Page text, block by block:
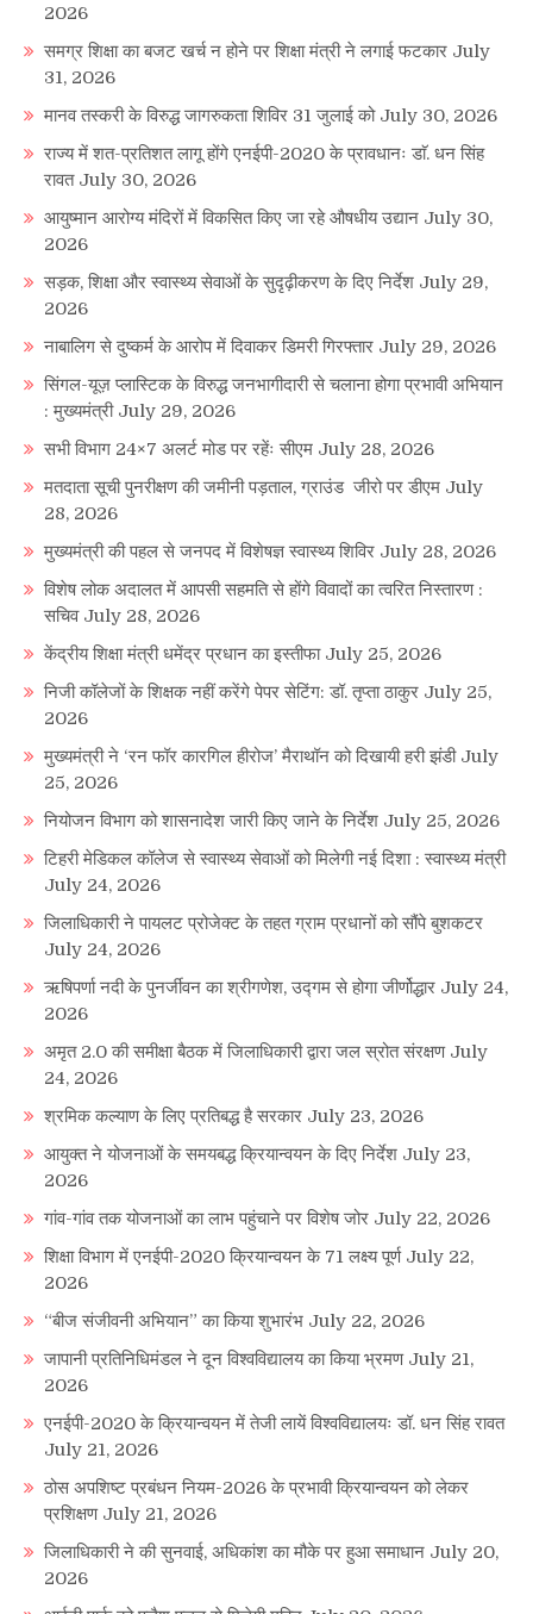
2026
समग्र शिक्षा का बजट खर्च न होने पर शिक्षा मंत्री ने लगाई फटकार July
31, 2026
मानव तस्करी के विरुद्ध जागरुकता शिविर 31 जुलाई को July 30, 2026
राज्य में शत-प्रतिशत लागू होंगे एनईपी-2020 के प्रावधानः डाॅ. धन सिंह
रावत July 30, 2026
आयुष्मान आरोग्य मंदिरों में विकसित किए जा रहे औषधीय उद्यान July 30,
2026
सड़क, शिक्षा और स्वास्थ्य सेवाओं के सुदृढ़ीकरण के दिए निर्देश July 29,
2026
नाबालिग से दुष्कर्म के आरोप में दिवाकर डिमरी गिरफ्तार July 29, 2026
सिंगल-यूज़ प्लास्टिक के विरुद्ध जनभागीदारी से चलाना होगा प्रभावी अभियान
: मुख्यमंत्री July 29, 2026
सभी विभाग 24×7 अलर्ट मोड पर रहेंः सीएम July 28, 2026
मतदाता सूची पुनरीक्षण की जमीनी पड़ताल, ग्राउंड जीरो पर डीएम July
28, 2026
मुख्यमंत्री की पहल से जनपद में विशेषज्ञ स्वास्थ्य शिविर July 28, 2026
विशेष लोक अदालत में आपसी सहमति से होंगे विवादों का त्वरित निस्तारण :
सचिव July 28, 2026
केंद्रीय शिक्षा मंत्री धमेंद्र प्रधान का इस्तीफा July 25, 2026
निजी कॉलेजों के शिक्षक नहीं करेंगे पेपर सेटिंग: डॉ. तृप्ता ठाकुर July 25,
2026
मुख्यमंत्री ने ‘रन फॉर कारगिल हीरोज’ मैराथॉन को दिखायी हरी झंडी July
25, 2026
नियोजन विभाग को शासनादेश जारी किए जाने के निर्देश July 25, 2026
टिहरी मेडिकल कॉलेज से स्वास्थ्य सेवाओं को मिलेगी नई दिशा : स्वास्थ्य मंत्री
July 24, 2026
जिलाधिकारी ने पायलट प्रोजेक्ट के तहत ग्राम प्रधानों को सौंपे बुशकटर
July 24, 2026
ऋषिपर्णा नदी के पुनर्जीवन का श्रीगणेश, उद्गम से होगा जीर्णोद्धार July 24,
2026
अमृत 2.0 की समीक्षा बैठक में जिलाधिकारी द्वारा जल स्रोत संरक्षण July
24, 2026
श्रमिक कल्याण के लिए प्रतिबद्ध है सरकार July 23, 2026
आयुक्त ने योजनाओं के समयबद्ध क्रियान्वयन के दिए निर्देश July 23,
2026
गांव-गांव तक योजनाओं का लाभ पहुंचाने पर विशेष जोर July 22, 2026
शिक्षा विभाग में एनईपी-2020 क्रियान्वयन के 71 लक्ष्य पूर्ण July 22,
2026
“बीज संजीवनी अभियान” का किया शुभारंभ July 22, 2026
जापानी प्रतिनिधिमंडल ने दून विश्वविद्यालय का किया भ्रमण July 21,
2026
एनईपी-2020 के क्रियान्वयन में तेजी लायें विश्वविद्यालयः डॉ. धन सिंह रावत
July 21, 2026
ठोस अपशिष्ट प्रबंधन नियम-2026 के प्रभावी क्रियान्वयन को लेकर
प्रशिक्षण July 21, 2026
जिलाधिकारी ने की सुनवाई, अधिकांश का मौके पर हुआ समाधान July 20,
2026